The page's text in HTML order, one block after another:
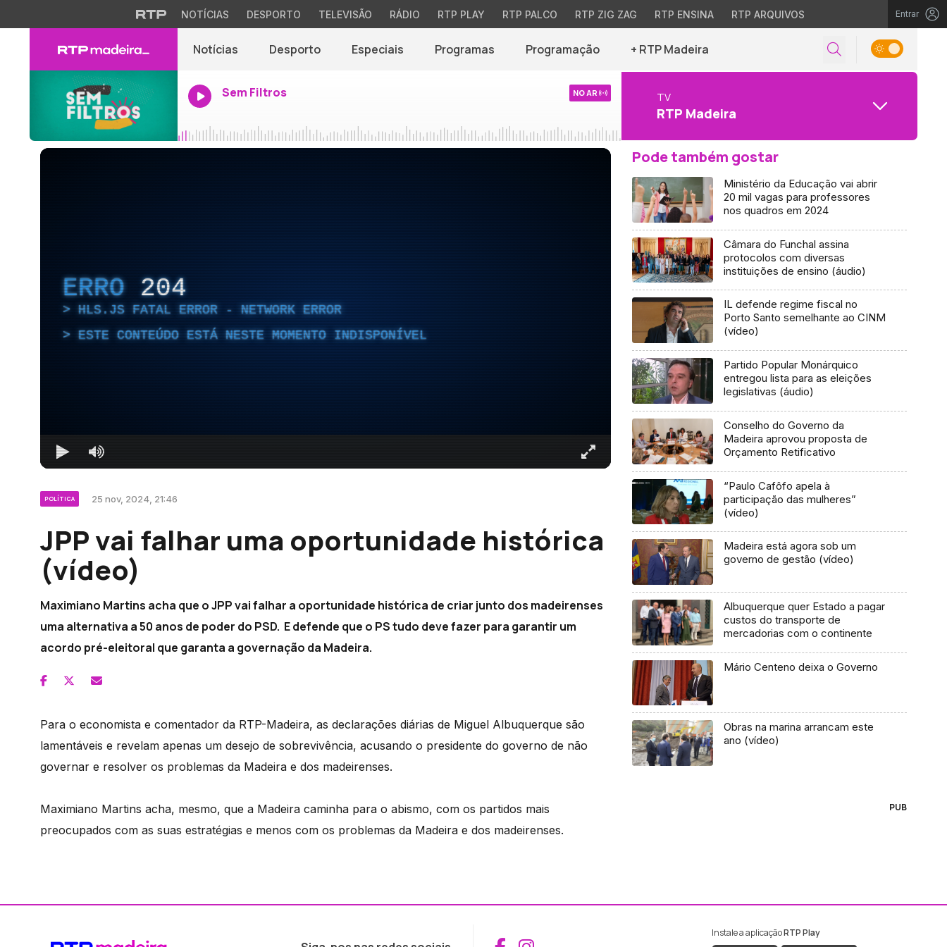
NOTÍCIAS DESPORTO TELEVISÃO RÁDIO RTP PLAY RTP PALCO RTP ZIG ZAG RTP ENSINA RTP ARQUIVOS Entrar
Notícias Desporto Especiais Programas Programação + RTP Madeira
Sem Filtros NO AR TV
RTP Madeira
ERRO 204
HLS.JS FATAL ERROR - NETWORK ERROR
ESTE CONTEÚDO ESTÁ NESTE MOMENTO INDISPONÍVEL
POLÍTICA 25 nov, 2024, 21:46
JPP vai falhar uma oportunidade histórica
(vídeo)
Maximiano Martins acha que o JPP vai falhar a oportunidade histórica de criar junto dos madeirenses
uma alternativa a 50 anos de poder do PSD. E defende que o PS tudo deve fazer para garantir um
acordo pré-eleitoral que garanta a governação da Madeira.
Para o economista e comentador da RTP-Madeira, as declarações diárias de Miguel Albuquerque são
lamentáveis e revelam apenas um desejo de sobrevivência, acusando o presidente do governo de não
governar e resolver os problemas da Madeira e dos madeirenses.
Maximiano Martins acha, mesmo, que a Madeira caminha para o abismo, com os partidos mais
preocupados com as suas estratégias e menos com os problemas da Madeira e dos madeirenses.
Pode também gostar
Ministério da Educação vai abrir
20 mil vagas para professores
nos quadros em 2024
Câmara do Funchal assina
protocolos com diversas
instituições de ensino (áudio)
IL defende regime fiscal no
Porto Santo semelhante ao CINM
(vídeo)
Partido Popular Monárquico
entregou lista para as eleições
legislativas (áudio)
Conselho do Governo da
Madeira aprovou proposta de
Orçamento Retificativo
“Paulo Cafôfo apela à
participação das mulheres”
(vídeo)
Madeira está agora sob um
governo de gestão (vídeo)
Albuquerque quer Estado a pagar
custos do transporte de
mercadorias com o continente
Mário Centeno deixa o Governo
Obras na marina arrancam este
ano (vídeo)
PUB
Instale a aplicaçãoRTP Play